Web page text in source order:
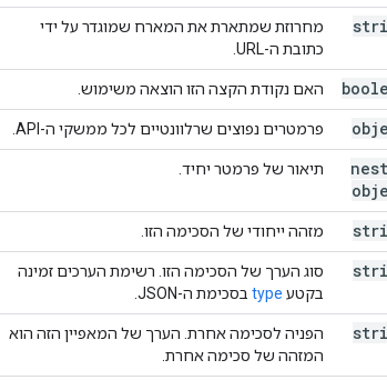
"features": [
string
(key)
:
"id": string
,
"type": string
,
string
,
"default": string
,
"required": boolean
,
"deprecated": boolean
,
"format": string
,
"pattern": string
,
"minimum"
"maximum": string
,
[
מחרוזת שמתארת את המארח שמוגדר על ידי
כתובת ה-URL.
האם נקודת הקצה הזו הוצאה משימוש.
פרמטרים נפוצים שרלוונטיים לכל ממשקי ה-API.
תיאור של פרמטר יחיד.
מזהה ייחודי של הסכימה הזו.
סוג הערך של הסכימה הזו. רשימת הערכים זמינה
בקטע type בסכימת ה-JSON.
הפניה לסכימה אחרת. הערך של המאפיין הזה הוא
המזהה של סכימה אחרת.